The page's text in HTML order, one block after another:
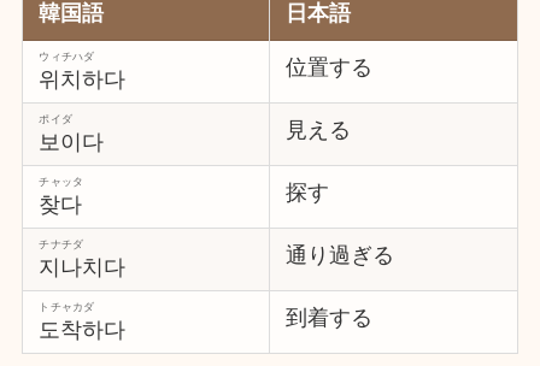
韓国語 日本語
위치하다
ウィチハダ 位置する
보이다
ポイダ 見える
찾다
チャッタ 探す
지나치다
チナチダ 通り過ぎる
도착하다
トチャカダ 到着する